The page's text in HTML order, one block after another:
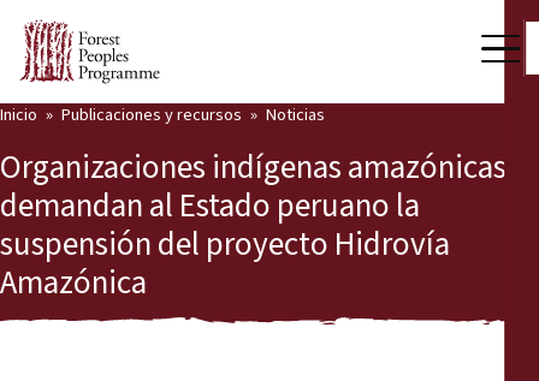
Nuestro trabajo
Voces comunitarias
Socios y Países
Últimas noticias
Inicio Publicaciones y recursos Noticias
Organizaciones indígenas amazónicas
demandan al Estado peruano la
suspensión del proyecto Hidrovía
Amazónica